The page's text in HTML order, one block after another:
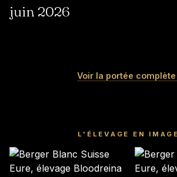
juin 2026
Femelle ·
Mâle ·
LITCHI
Voir la portée
L'ÉLEVAGE EN